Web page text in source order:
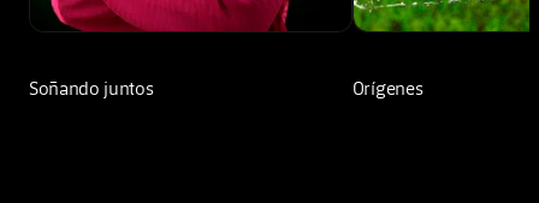
Soñando juntos Orígenes